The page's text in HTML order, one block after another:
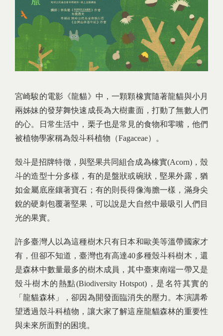
宮崎駿的電影《龍貓》中，一顆顆橡實隨著龍貓與小月
兩姊妹的發芽舞快速成長為大樹畫面，打動了無數人們
的心。日常生活中，栗子也是常見的食物和零嘴，他們
被植物學家稱為殼斗科植物（Fagaceae）。
殼斗是招牌特徵，與堅果共同組合成為橡實(Acorn)，殼
斗的造型十分多樣，有的是盤狀或碗狀，堅果外露，猶
如金屬底座鑲著寶石；有的則長得像海膽一樣，滿身尖
銳的硬刺包覆著堅果，可以說是大自然中最吸引人們目
光的果實。
許多臺灣人以為這種樹木只有日本和歐美等溫帶國家才
有，但卻不知道，臺灣也有高達40多種殼斗科樹木，還
是森林中數量最多的樹木成員，其中臺東南端一帶又是
殼斗樹木的熱點(Biodiversity Hotspot)，是名符其實的
「龍貓森林」，卻因為開發面臨消失的壓力。本演講希
望透過殼斗科植物，讓大家了解這座龍貓森林的重要性
與未來所面對的困境。